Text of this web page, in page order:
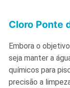
Cloro Ponte
Embora o
seja manter a
químicos para
precisão a